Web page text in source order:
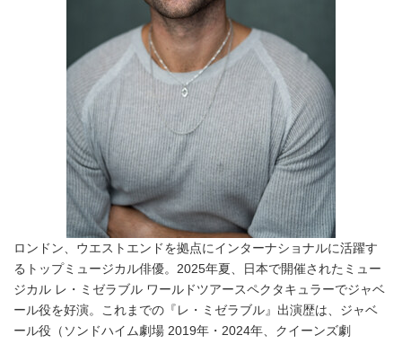
ロンドン、ウエストエンドを拠点にインターナショナルに活躍す
るトップミュージカル俳優。2025年夏、日本で開催されたミュー
ジカル レ・ミゼラブル ワールドツアースペクタキュラーでジャベ
ール役を好演。これまでの『レ・ミゼラブル』出演歴は、ジャベ
ール役（ソンドハイム劇場 2019年・2024年、クイーンズ劇